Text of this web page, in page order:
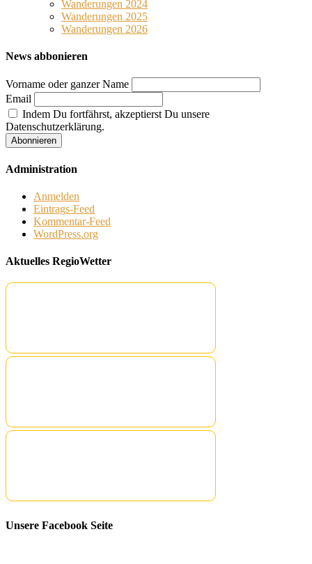
Wanderungen 2024
Wanderungen 2025
Wanderungen 2026
News abbonieren
Vorname oder ganzer Name
Email
Indem Du fortfährst, akzeptierst Du unsere
Datenschutzerklärung.
Administration
Anmelden
Eintrags-Feed
Kommentar-Feed
WordPress.org
Aktuelles RegioWetter
Unsere Facebook Seite